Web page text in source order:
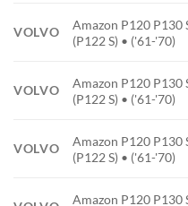
VOLVO
Amazon P120 P130
(P122 S) • ('61-'70)
VOLVO
Amazon P120 P130
(P122 S) • ('61-'70)
VOLVO
Amazon P120 P130
(P122 S) • ('61-'70)
Amazon P120 P130